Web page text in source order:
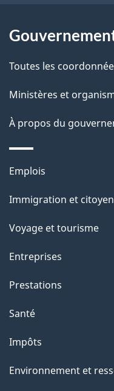
a
g
e
a
t
i
n
s
u
r
c
t
t
a
e
Toutes les
Ministères et
À propos du
Thèmes
sujets
Emplois
Immigration et
Voyage et tourisme
Entreprises
Prestations
Santé
Impôts
Environnement et